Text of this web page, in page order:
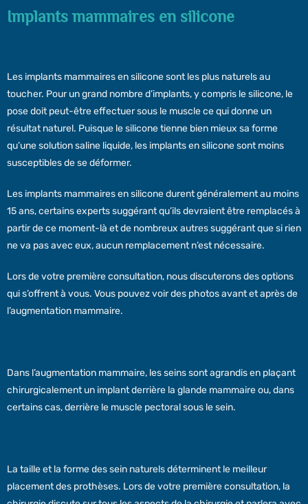
Implants mammaires en silicone
Les implants mammaires en silicone sont les plus naturels au
toucher. Pour un grand nombre d’implants, y compris le silicone, le
pose doit peut-être effectuer sous le muscle ce qui donne un
résultat naturel. Puisque le silicone tienne bien mieux sa forme
qu’une solution saline liquide, les implants en silicone sont moins
susceptibles de se déformer.
Les implants mammaires en silicone durent généralement au moins
15 ans, certains experts suggérant qu’ils devraient être remplacés à
partir de ce moment-là et de nombreux autres suggérant que si rien
ne va pas avec eux, aucun remplacement n’est nécessaire.
Lors de votre première consultation, nous discuterons des options
qui s’offrent à vous. Vous pouvez voir des photos avant et après de
l’augmentation mammaire.
Dans l’augmentation mammaire, les seins sont agrandis en plaçant
chirurgicalement un implant derrière la glande mammaire ou, dans
certains cas, derrière le muscle pectoral sous le sein.
La taille et la forme des sein naturels déterminent le meilleur
placement des prothèses. Lors de votre première consultation, la